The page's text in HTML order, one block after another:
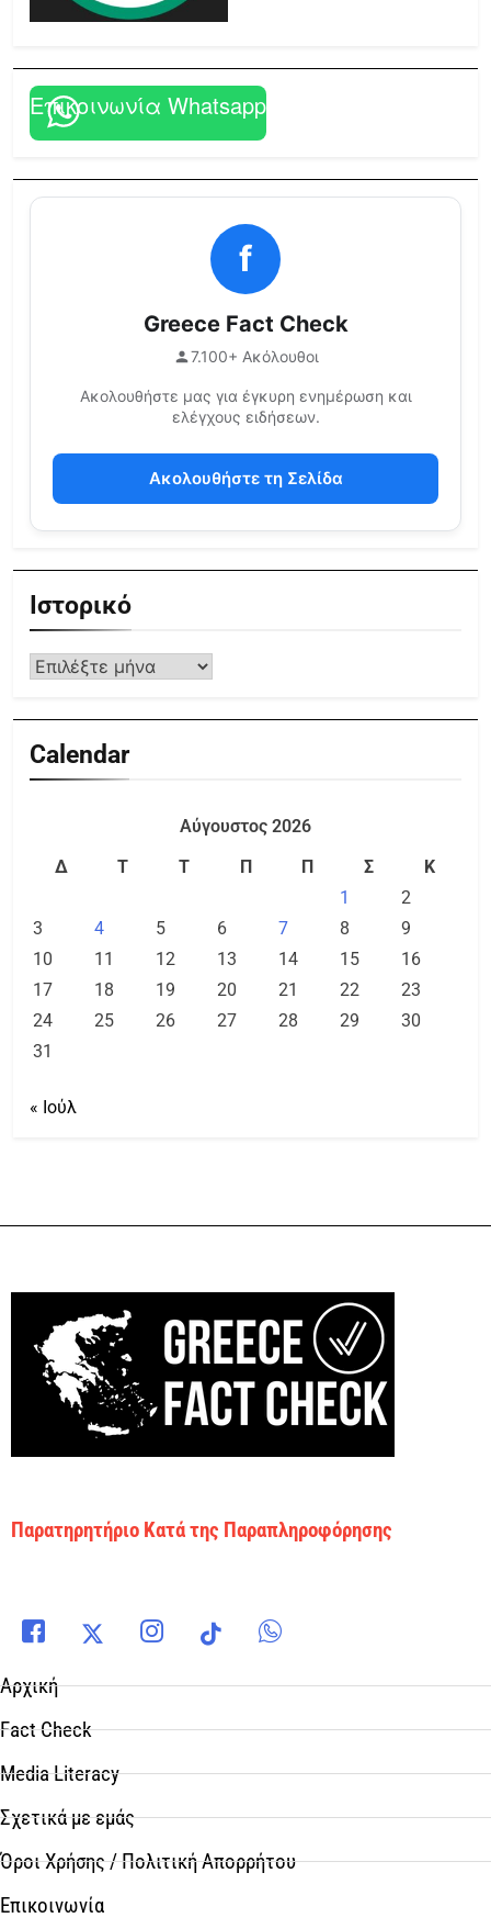
Επικοινωνία Whatsapp
f
Greece Fact Check
7.100+ Ακόλουθοι
Ακολουθήστε μας για έγκυρη ενημέρωση και
ελέγχους ειδήσεων.
Ακολουθήστε τη Σελίδα
Ιστορικό
Calendar
Αύγουστος 2026
Δ
Τ Τ Π Π Σ
Κ
1
2
3
4 5 6 7 8
9
10
11 12 13 14 15
16
17
18 19 20 21 22
23
24
25 26 27 28 29
30
31
« Ιούλ
Παρατηρητήριο Κατά της Παραπληροφόρησης
Αρχική
Fact Check
Media Literacy
Σχετικά με εμάς
Όροι Χρήσης / Πολιτική Απορρήτου
Επικοινωνία